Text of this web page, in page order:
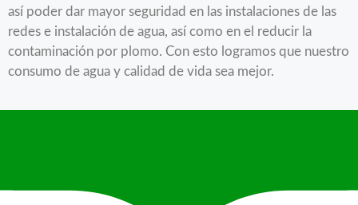
así poder dar mayor seguridad en las instalaciones de las
redes e instalación de agua, así como en el reducir la
contaminación por plomo. Con esto logramos que nuestro
consumo de agua y calidad de vida sea mejor.